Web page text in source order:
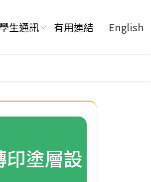
English
生通訊 有用連結
塗層設